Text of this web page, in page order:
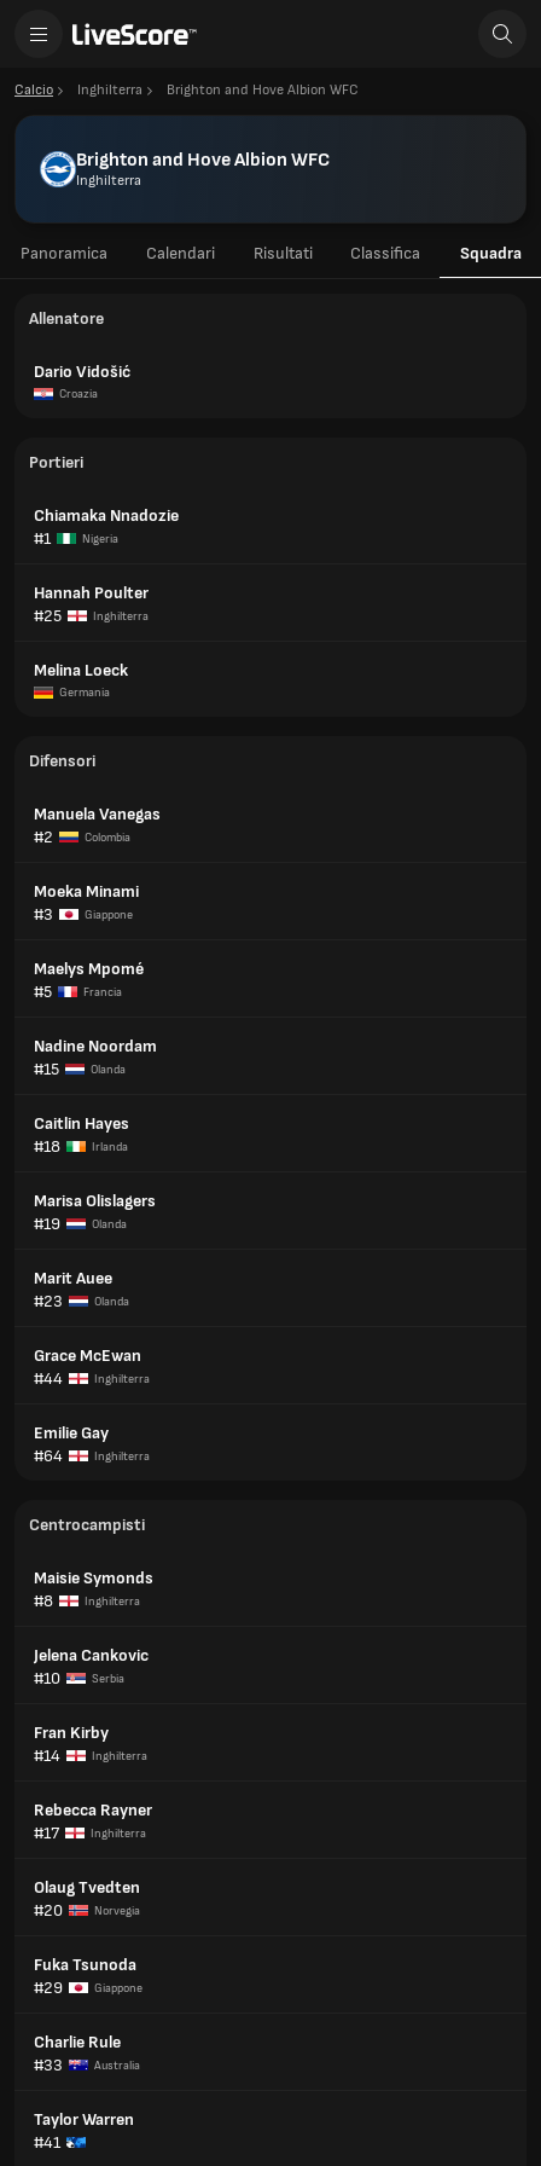
Calcio Inghilterra Brighton and Hove Albion WFC
Brighton and Hove Albion WFC
Inghilterra
Panoramica Calendari Risultati Classifica Squadra
Allenatore
Dario Vidošić
Croazia
Portieri
Chiamaka Nnadozie
#1
Nigeria
Hannah Poulter
#25
Inghilterra
Melina Loeck
Germania
Difensori
Manuela Vanegas
#2
Colombia
Moeka Minami
#3
Giappone
Maelys Mpomé
#5
Francia
Nadine Noordam
#15
Olanda
Caitlin Hayes
#18
Irlanda
Marisa Olislagers
#19
Olanda
Marit Auee
#23
Olanda
Grace McEwan
#44
Inghilterra
Emilie Gay
#64
Inghilterra
Centrocampisti
Maisie Symonds
#8
Inghilterra
Jelena Cankovic
#10
Serbia
Fran Kirby
#14
Inghilterra
Rebecca Rayner
#17
Inghilterra
Olaug Tvedten
#20
Norvegia
Fuka Tsunoda
#29
Giappone
Charlie Rule
#33
Australia
Taylor Warren
#41